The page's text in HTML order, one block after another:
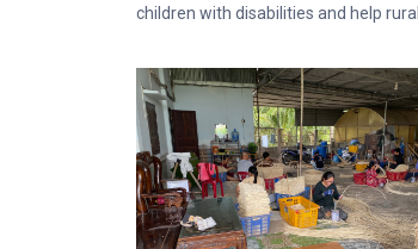
children with disabilities and help rural